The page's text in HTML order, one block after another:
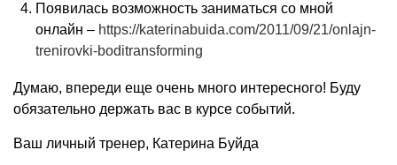
Появилась возможность заниматься со мной
онлайн – https://katerinabuida.com/2011/09/21/onlajn-
trenirovki-boditransforming
Думаю, впереди еще очень много интересного! Буду
обязательно держать вас в курсе событий.
Ваш личный тренер, Катерина Буйда